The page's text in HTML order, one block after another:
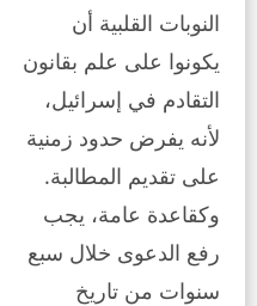
النوبات القلبية أن
يكونوا على علم بقانون
التقادم في إسرائيل،
لأنه يفرض حدود زمنية
على تقديم المطالبة.
وكقاعدة عامة، يجب
رفع الدعوى خلال سبع
سنوات من تاريخ